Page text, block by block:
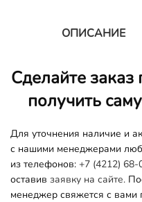
ОПИСАНИЕ
Сделайте заказ
получить
Для уточнения наличие и
с нашими менеджерами
из телефонов: +7 (4212)
оставив заявку на сайте.
менеджер свяжется с вами